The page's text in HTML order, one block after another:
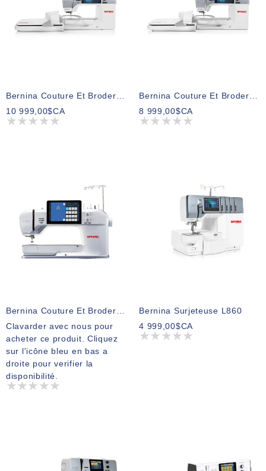
10 999,00$CA
8 999,00$CA
Clavarder avec nous pour
acheter ce produit. Cliquez
sur l'icône bleu en bas a
droite pour verifier la
disponibilité.
Bernina Surjeteuse L860
4 999,00$CA